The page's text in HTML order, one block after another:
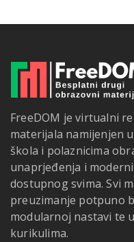
FreeDOM je virtualni
materijala namijenjen
škola i polaznicima
unaprjeđenja i
dostupnog svima. Svi
preuzimanje potpuno
modularnoj nastavi te
kurikulima.